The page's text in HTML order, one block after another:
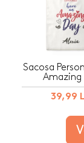
Sacosa
Amazing
39,99